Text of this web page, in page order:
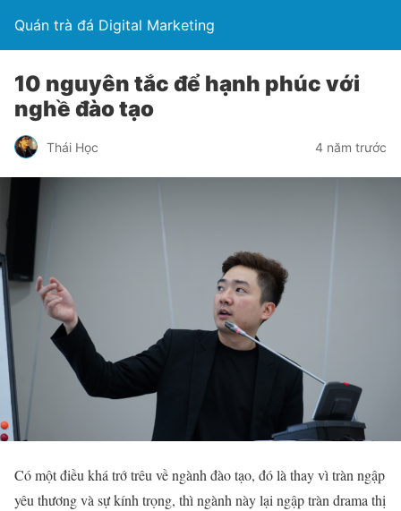
Quán trà đá Digital Marketing
10 nguyên tắc để hạnh phúc với
nghề đào tạo
Thái Học 4 năm trước
Có một điều khá trớ trêu về ngành đào tạo, đó là thay vì tràn ngập
yêu thương và sự kính trọng, thì ngành này lại ngập tràn drama thị